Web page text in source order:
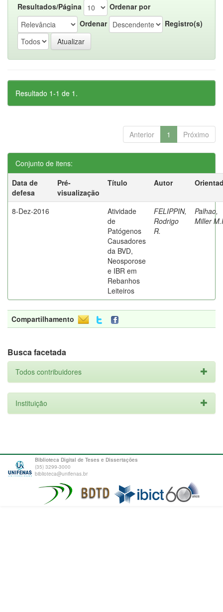
Resultados/Página
Ordenar por
Ordenar
Registro(s)
Resultado 1-1 de 1.
Anterior 1 Próximo
Conjunto de itens:
Data de
defesa
Pré-
visualização
Título Autor
8-Dez-2016
Atividade
de
Patógenos
Causadores
da BVD,
Neosporose
e IBR em
Rebanhos
Leiteiros
FELIPPIN,
Rodrigo
R.
Palhao,
Miller
Compartilhamento
Busca facetada
Todos contribuidores
Instituição
Biblioteca Digital de Teses e Dissertações
(35) 3299-3000
biblioteca@unifenas.br